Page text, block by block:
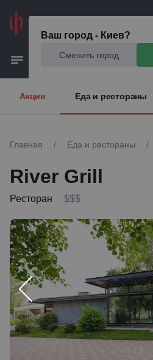
Ваш город - Киев?
Сменить город
Акции Еда и рестораны
Главная / Еда и рестораны /
River Grill
Ресторан $$$
1 / 6